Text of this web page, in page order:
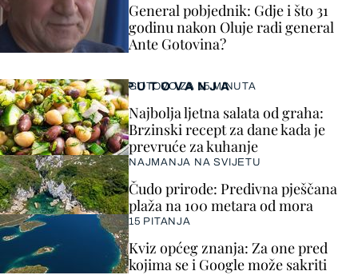
General pobjednik: Gdje i što 31
godinu nakon Oluje radi general
Ante Gotovina?
PUTOVANJA
GOTOVO ZA 15 MINUTA
Najbolja ljetna salata od graha:
Brzinski recept za dane kada je
prevruće za kuhanje
NAJMANJA NA SVIJETU
Čudo prirode: Predivna pješčana
plaža na 100 metara od mora
15 PITANJA
Kviz općeg znanja: Za one pred
kojima se i Google može sakriti